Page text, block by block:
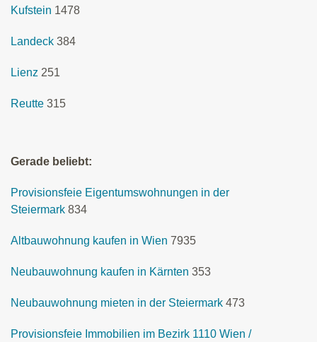
Kufstein 1478
Landeck 384
Lienz 251
Reutte 315
Gerade beliebt:
Provisionsfeie Eigentumswohnungen in der
Steiermark 834
Altbauwohnung kaufen in Wien 7935
Neubauwohnung kaufen in Kärnten 353
Neubauwohnung mieten in der Steiermark 473
Provisionsfeie Immobilien im Bezirk 1110 Wien /